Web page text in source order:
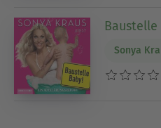
Baustelle
Sonya